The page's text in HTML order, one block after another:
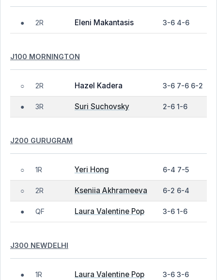
● 2R Eleni Makantasis 3-6 4-6
J100 MORNINGTON
○ 2R Hazel Kadera 3-6 7-6 6-2
● 3R Suri Suchovsky 2-6 1-6
J200 GURUGRAM
○ 1R Yeri Hong 6-4 7-5
○ 2R Kseniia Akhrameeva 6-2 6-4
● QF Laura Valentine Pop 3-6 1-6
J300 NEWDELHI
● 1R Laura Valentine Pop 3-6 3-6